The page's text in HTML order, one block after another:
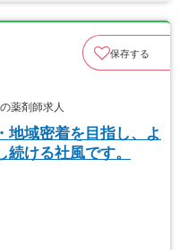
保存する
薬剤師求人
地域密着を目指し、よ
ける社風です。